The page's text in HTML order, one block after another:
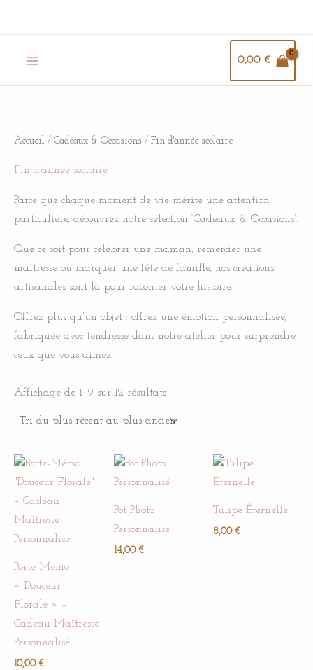
0,00 €
Accueil / Cadeaux & Occasions / Fin d'année scolaire
Fin d'année scolaire
Parce que chaque moment de vie mérite une attention
particulière, découvrez notre sélection ‘Cadeaux & Occasions’.
Que ce soit pour célébrer une maman, remercier une
maîtresse ou marquer une fête de famille, nos créations
artisanales sont là pour raconter votre histoire.
Offrez plus qu’un objet : offrez une émotion personnalisée,
fabriquée avec tendresse dans notre atelier pour surprendre
ceux que vous aimez
Affichage de 1–9 sur 12 résultats
Porte-Mémo
« Douceur
Florale » –
Cadeau Maîtresse
Personnalisé
10,00 €
Pot Photo
Personnalisé
14,00 €
Tulipe Éternelle
8,00€